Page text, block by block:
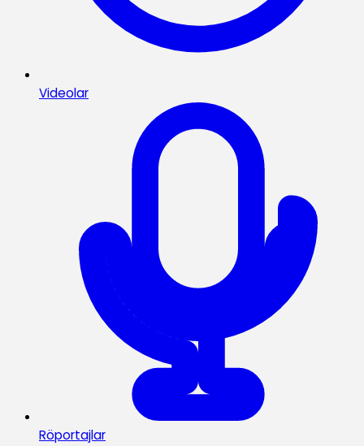
Videolar
Röportajlar